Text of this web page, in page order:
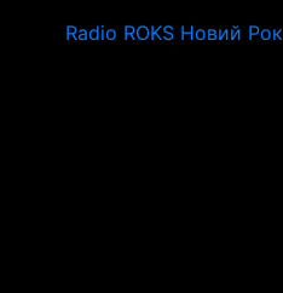
Radio ROKS Новий Рок